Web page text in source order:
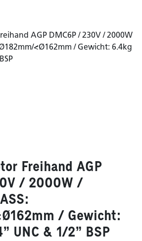
Freihand AGP
/ 2000W /
/ Gewicht:
UNC & 1/2” BSP